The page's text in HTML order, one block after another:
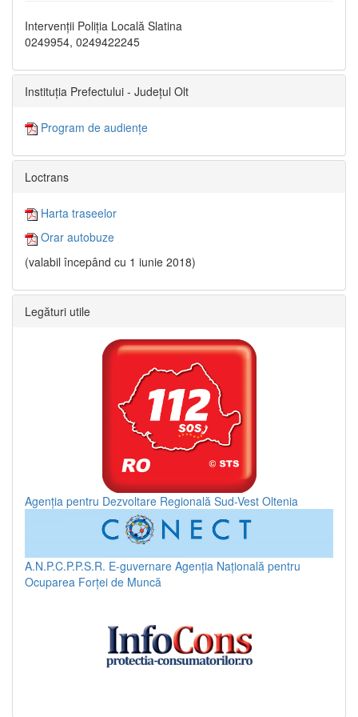
Intervenții Poliția Locală Slatina
0249954, 0249422245
Instituția Prefectului - Județul Olt
Program de audiențe
Loctrans
Harta traseelor
Orar autobuze
(valabil începând cu 1 iunie 2018)
Legături utile
Agenția pentru Dezvoltare Regională Sud-Vest Oltenia
A.N.P.C.P.P.S.R. E-guvernare Agenția Națională pentru
Ocuparea Forței de Muncă